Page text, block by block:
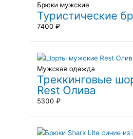
Брюки мужские
Туристические
7400 ₽
Мужская одежда
Треккинговые
Rest Олива
5300 ₽